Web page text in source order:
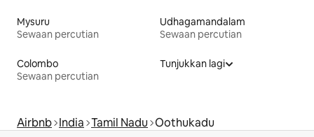
Mysuru
Sewaan percutian
Udhagamandalam
Sewaan percutian
Colombo
Sewaan percutian
Tunjukkan lagi
Airbnb India Tamil Nadu Oothukadu